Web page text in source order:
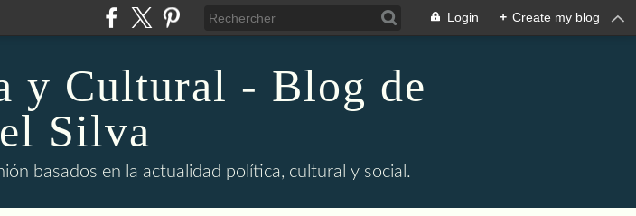
Login + Create my blog
y Cultural - Blog de
Silva
basados en la actualidad política, cultural y social.